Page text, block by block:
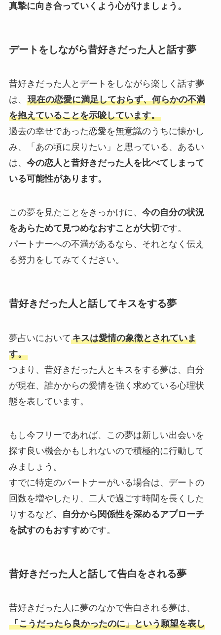
真摯に向き合っていくよう心がけましょう。
デートをしながら昔好きだった人と話す夢
昔好きだった人とデートをしながら楽しく話す夢
は、 現在の恋愛に満足しておらず、何らかの不満
を抱えていることを示唆しています。
過去の幸せであった恋愛を無意識のうちに懐かし
み、「あの頃に戻りたい」と思っている、あるい
は、 今の恋人と昔好きだった人を比べてしまって
いる可能性があります。
この夢を見たことをきっかけに、 今の自分の状況
をあらためて見つめなおすことが大切 です。
パートナーへの不満があるなら、それとなく伝え
る努力をしてみてください。
昔好きだった人と話してキスをする夢
夢占いにおいてキスは愛情の象徴とされていま
す。
つまり、昔好きだった人とキスをする夢は、自分
が現在、誰かからの愛情を強く求めている心理状
態を表しています。
もし今フリーであれば、この夢は新しい出会いを
探す良い機会かもしれないので積極的に行動して
みましょう。
すでに特定のパートナーがいる場合は、デートの
回数を増やしたり、二人で過ごす時間を長くした
りするなど、自分から関係性を深めるアプローチ
を試すのもおすすめです。
昔好きだった人と話して告白をされる夢
昔好きだった人に夢のなかで告白される夢は、
「こうだったら良かったのに」という願望を表し